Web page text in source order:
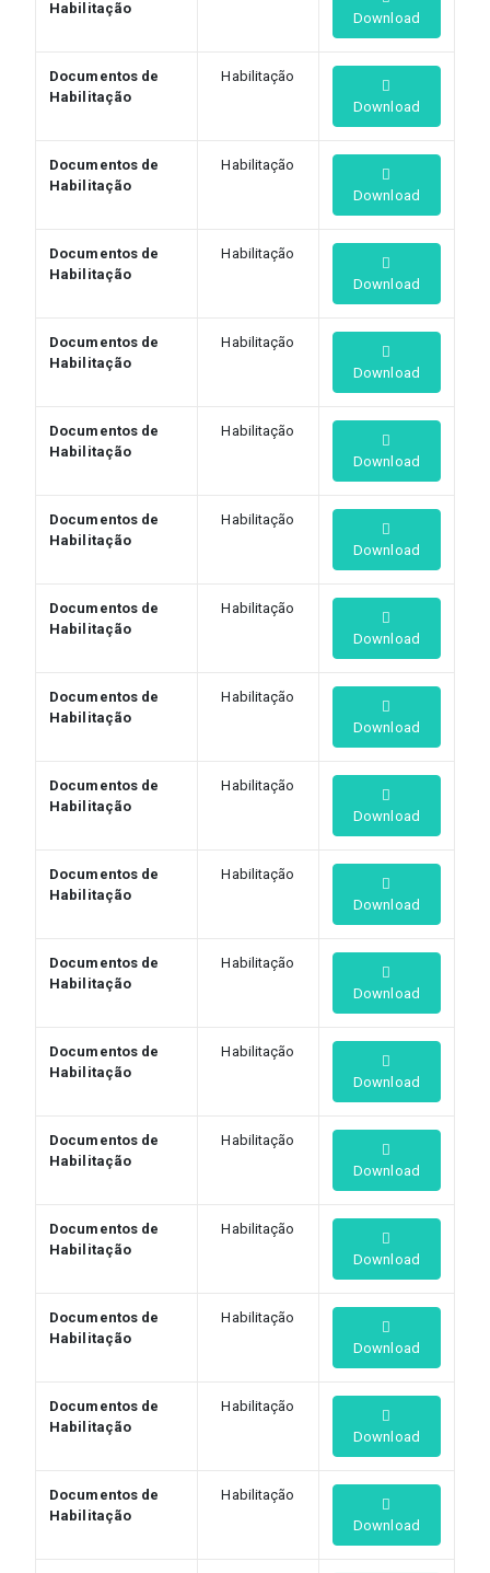
Habilitação
Download
Documentos de
Habilitação
Habilitação
Download
Documentos de
Habilitação
Habilitação
Download
Documentos de
Habilitação
Habilitação
Download
Documentos de
Habilitação
Habilitação
Download
Documentos de
Habilitação
Habilitação
Download
Documentos de
Habilitação
Habilitação
Download
Documentos de
Habilitação
Habilitação
Download
Documentos de
Habilitação
Habilitação
Download
Documentos de
Habilitação
Habilitação
Download
Documentos de
Habilitação
Habilitação
Download
Documentos de
Habilitação
Habilitação
Download
Documentos de
Habilitação
Habilitação
Download
Documentos de
Habilitação
Habilitação
Download
Documentos de
Habilitação
Habilitação
Download
Documentos de
Habilitação
Habilitação
Download
Documentos de
Habilitação
Habilitação
Download
Documentos de
Habilitação
Habilitação
Download